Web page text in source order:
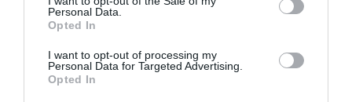
Personal Data.
Opted In
I want to opt-out of processing my
Personal Data for Targeted Advertising.
Opted In